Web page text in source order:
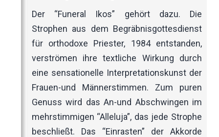
Der “Funeral Ikos” gehört dazu. Die
Strophen aus dem Begräbnisgottesdienst
für orthodoxe Priester, 1984 entstanden,
verströmen ihre textliche Wirkung durch
eine sensationelle Interpretationskunst der
Frauen-und Männerstimmen. Zum puren
Genuss wird das An-und Abschwingen im
mehrstimmigen “Alleluja”, das jede Strophe
beschließt. Das “Einrasten” der Akkorde